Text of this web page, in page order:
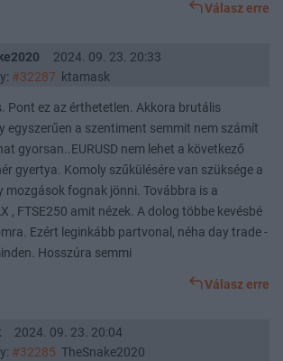
Válasz erre
2024. 09. 23. 20:33
#32287 ktamask
Pont ez az érthetetlen. Akkora brutális
egyszerűen a szentiment semmit nem számít
gyorsan..EURUSD nem lehet a következő
gyertya. Komoly szűkülésére van szüksége a
mozgások fognak jönni. Továbbra is a
, FTSE250 amit nézek. A dolog többe kevésbé
Ezért leginkább partvonal, néha day trade -
Hosszúra semmi
Válasz erre
2024. 09. 23. 20:04
#32285 TheSnake2020